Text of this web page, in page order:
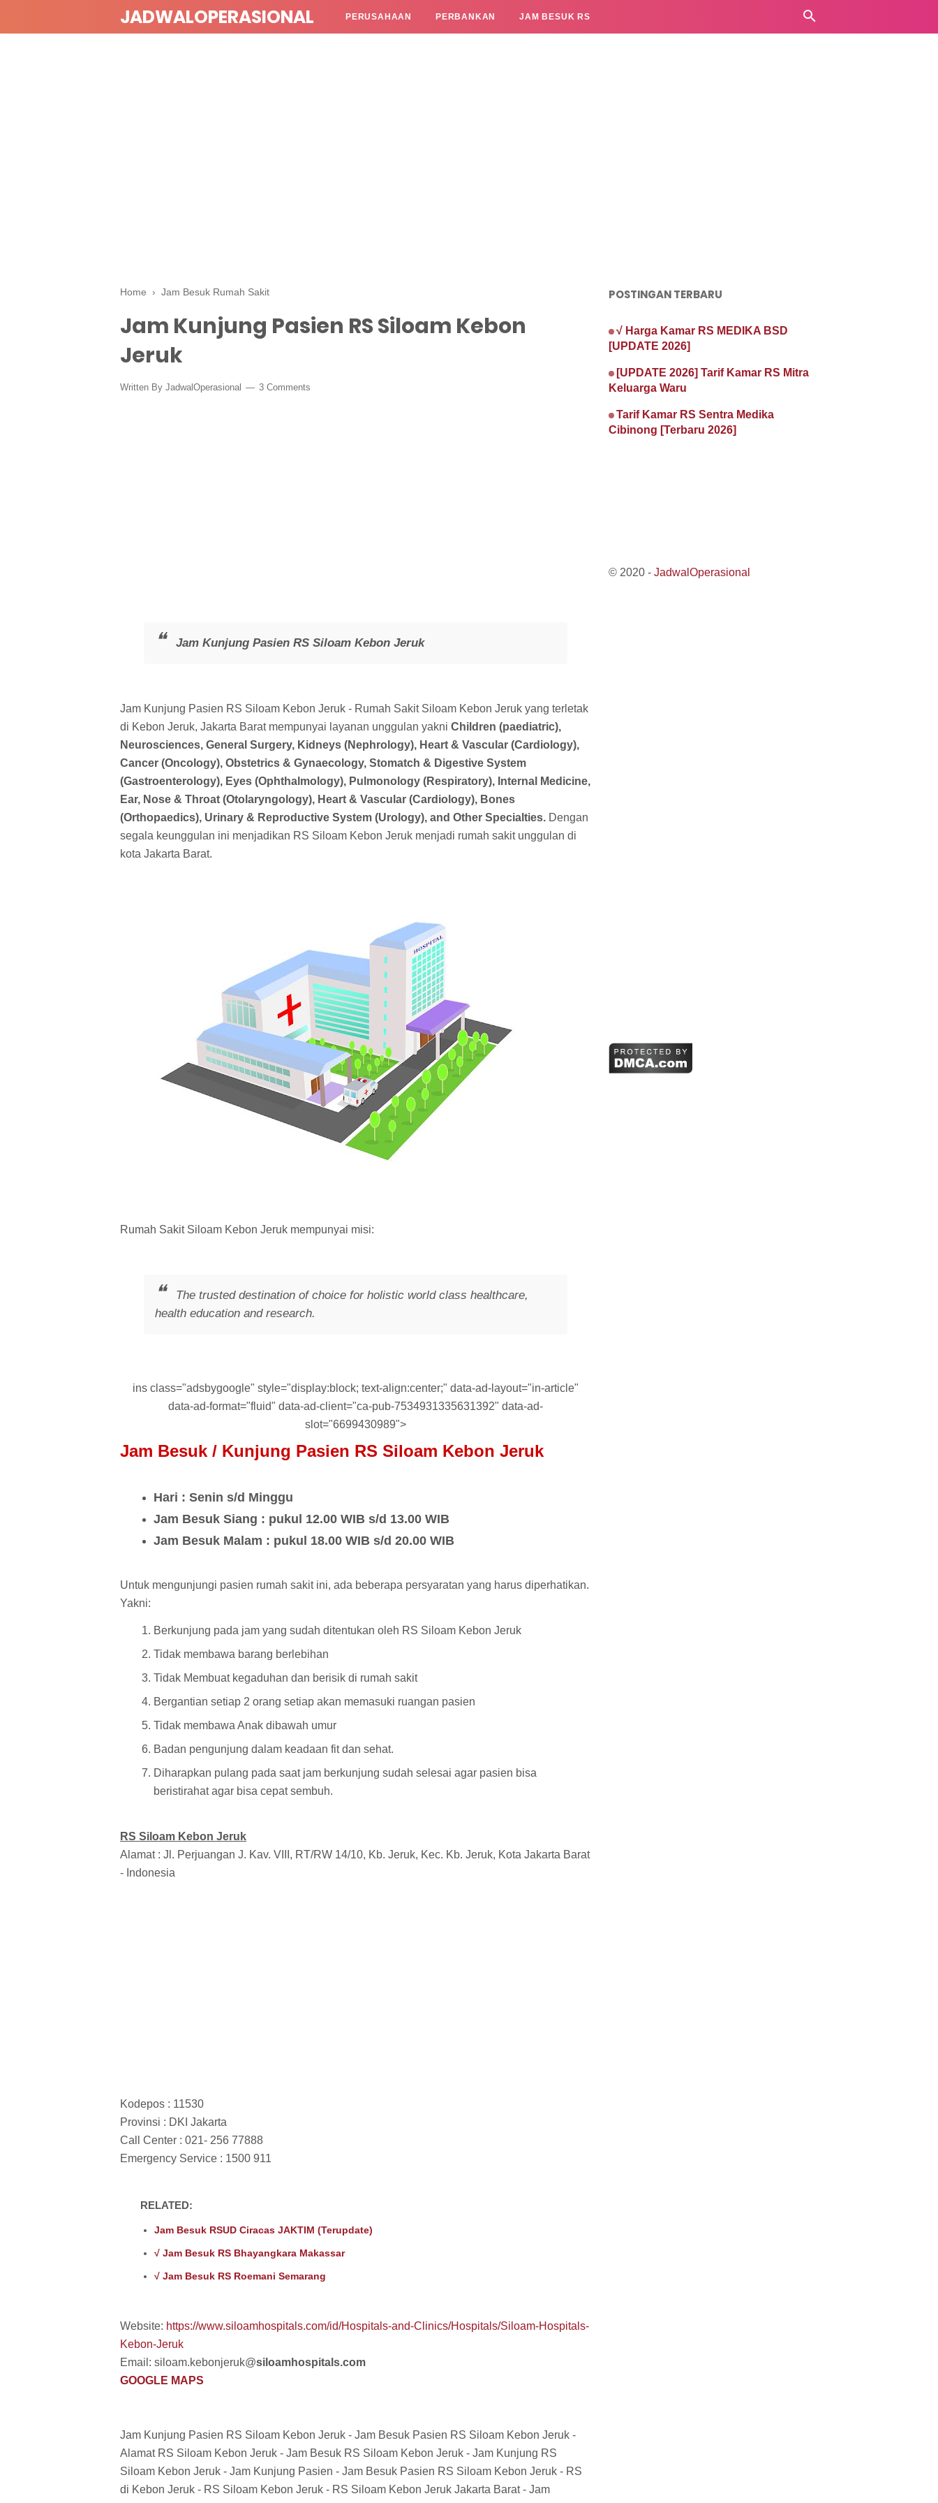
JADWALOPERASIONAL PERUSAHAAN PERBANKAN JAM BESUK RS
Home › Jam Besuk Rumah Sakit
Jam Kunjung Pasien RS Siloam Kebon
Jeruk
Written By JadwalOperasional 3 Comments
Jam Kunjung Pasien RS Siloam Kebon Jeruk
Jam Kunjung Pasien RS Siloam Kebon Jeruk - Rumah Sakit Siloam Kebon Jeruk yang terletak
di Kebon Jeruk, Jakarta Barat mempunyai layanan unggulan yakni Children (paediatric),
Neurosciences, General Surgery, Kidneys (Nephrology), Heart & Vascular (Cardiology),
Cancer (Oncology), Obstetrics & Gynaecology, Stomatch & Digestive System
(Gastroenterology), Eyes (Ophthalmology), Pulmonology (Respiratory), Internal Medicine,
Ear, Nose & Throat (Otolaryngology), Heart & Vascular (Cardiology), Bones
(Orthopaedics), Urinary & Reproductive System (Urology), and Other Specialties. Dengan
segala keunggulan ini menjadikan RS Siloam Kebon Jeruk menjadi rumah sakit unggulan di
kota Jakarta Barat.
Rumah Sakit Siloam Kebon Jeruk mempunyai misi:
The trusted destination of choice for holistic world class healthcare,
health education and research.
ins class="adsbygoogle" style="display:block; text-align:center;" data-ad-layout="in-article"
data-ad-format="fluid" data-ad-client="ca-pub-7534931335631392" data-ad-
slot="6699430989">
Jam Besuk / Kunjung Pasien RS Siloam Kebon Jeruk
Hari : Senin s/d Minggu
Jam Besuk Siang : pukul 12.00 WIB s/d 13.00 WIB
Jam Besuk Malam : pukul 18.00 WIB s/d 20.00 WIB
Untuk mengunjungi pasien rumah sakit ini, ada beberapa persyaratan yang harus diperhatikan.
Yakni:
Berkunjung pada jam yang sudah ditentukan oleh RS Siloam Kebon Jeruk
Tidak membawa barang berlebihan
Tidak Membuat kegaduhan dan berisik di rumah sakit
Bergantian setiap 2 orang setiap akan memasuki ruangan pasien
Tidak membawa Anak dibawah umur
Badan pengunjung dalam keadaan fit dan sehat.
Diharapkan pulang pada saat jam berkunjung sudah selesai agar pasien bisa
beristirahat agar bisa cepat sembuh.
RS Siloam Kebon Jeruk
Alamat : Jl. Perjuangan J. Kav. VIII, RT/RW 14/10, Kb. Jeruk, Kec. Kb. Jeruk, Kota Jakarta Barat
- Indonesia
Kodepos : 11530
Provinsi : DKI Jakarta
Call Center : 021- 256 77888
Emergency Service : 1500 911
RELATED:
Jam Besuk RSUD Ciracas JAKTIM (Terupdate)
√ Jam Besuk RS Bhayangkara Makassar
√ Jam Besuk RS Roemani Semarang
Website: https://www.siloamhospitals.com/id/Hospitals-and-Clinics/Hospitals/Siloam-Hospitals-
Kebon-Jeruk
Email: siloam.kebonjeruk@siloamhospitals.com
GOOGLE MAPS
Jam Kunjung Pasien RS Siloam Kebon Jeruk - Jam Besuk Pasien RS Siloam Kebon Jeruk -
Alamat RS Siloam Kebon Jeruk - Jam Besuk RS Siloam Kebon Jeruk - Jam Kunjung RS
Siloam Kebon Jeruk - Jam Kunjung Pasien - Jam Besuk Pasien RS Siloam Kebon Jeruk - RS
di Kebon Jeruk - RS Siloam Kebon Jeruk - RS Siloam Kebon Jeruk Jakarta Barat - Jam
POSTINGAN TERBARU
√ Harga Kamar RS MEDIKA BSD
[UPDATE 2026]
[UPDATE 2026] Tarif Kamar RS Mitra
Keluarga Waru
Tarif Kamar RS Sentra Medika
Cibinong [Terbaru 2026]
© 2020 - JadwalOperasional